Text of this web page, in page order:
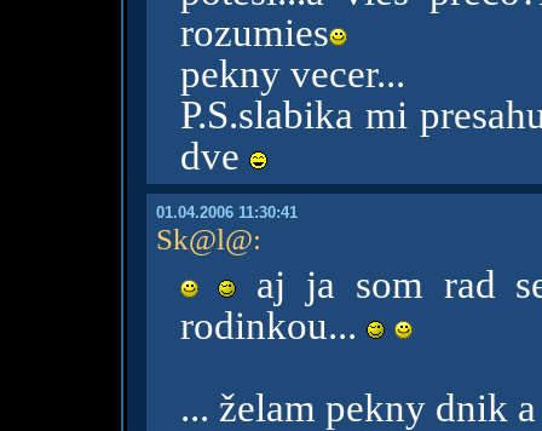
rozumies
pekny vecer...
P.S.slabika mi
dve
01.04.2006 11:30:41
Sk@l@:
aj ja som rad
rodinkou...
... želam pekny dnik